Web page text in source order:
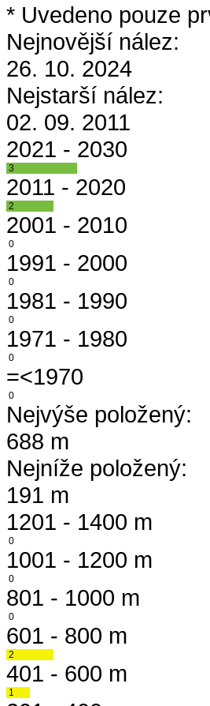
* Uvedeno pouze
Nejnovější nález:
26. 10. 2024
Nejstarší nález:
02. 09. 2011
2021 - 2030
3
2011 - 2020
2
2001 - 2010
0
1991 - 2000
0
1981 - 1990
0
1971 - 1980
0
=<1970
0
Nejvýše položený:
688 m
Nejníže položený:
191 m
1201 - 1400 m
0
1001 - 1200 m
0
801 - 1000 m
0
601 - 800 m
2
401 - 600 m
1